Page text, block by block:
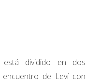
está dividido en dos
de Leví con